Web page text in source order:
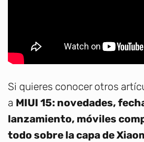
Si quieres conocer otros
a MIUI 15: novedades,
lanzamiento, móviles
todo sobre la capa de